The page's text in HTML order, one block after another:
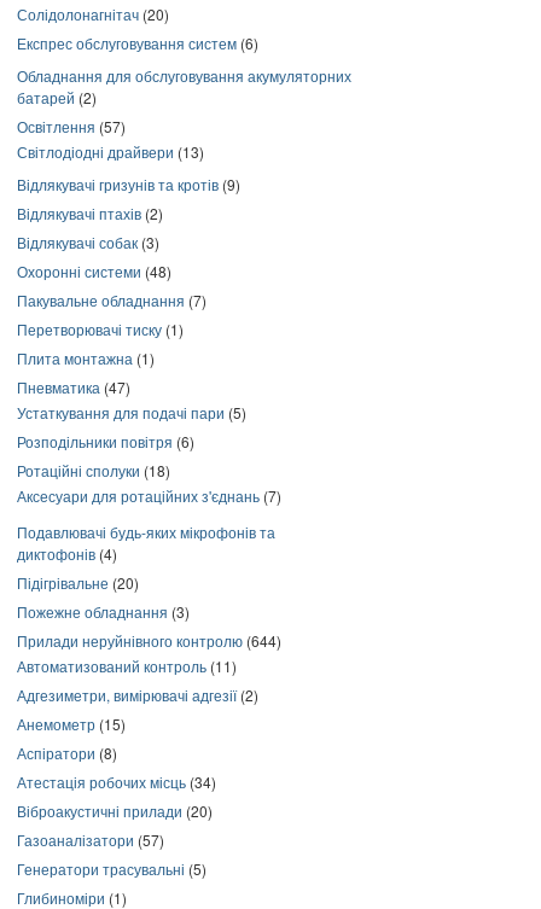
Солідолонагнітач (20)
Експрес обслуговування систем (6)
Обладнання для обслуговування акумуляторних
батарей (2)
Освітлення (57)
Світлодіодні драйвери (13)
Відлякувачі гризунів та кротів (9)
Відлякувачі птахів (2)
Відлякувачі собак (3)
Охоронні системи (48)
Пакувальне обладнання (7)
Перетворювачі тиску (1)
Плита монтажна (1)
Пневматика (47)
Устаткування для подачі пари (5)
Розподільники повітря (6)
Ротаційні сполуки (18)
Аксесуари для ротаційних з'єднань (7)
Подавлювачі будь-яких мікрофонів та
диктофонів (4)
Підігрівальне (20)
Пожежне обладнання (3)
Прилади неруйнівного контролю (644)
Автоматизований контроль (11)
Адгезиметри, вимірювачі адгезії(2)
Анемометр (15)
Аспіратори (8)
Атестація робочих місць (34)
Віброакустичні прилади (20)
Газоаналізатори (57)
Генератори трасувальні (5)
Глибиноміри (1)